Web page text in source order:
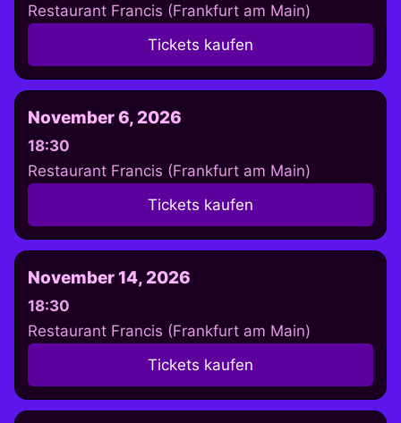
Restaurant Francis (Frankfurt am Main)
Tickets kaufen
November 6, 2026
18:30
Restaurant Francis (Frankfurt am Main)
Tickets kaufen
November 14, 2026
18:30
Restaurant Francis (Frankfurt am Main)
Tickets kaufen